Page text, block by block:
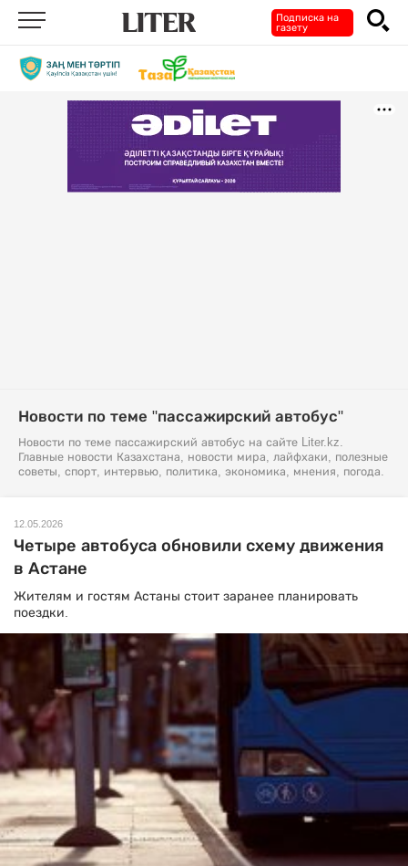
Подписка на
газету
Новости по теме "пассажирский автобус"
Новости по теме пассажирский автобус на сайте Liter.kz.
Главные новости Казахстана, новости мира, лайфхаки, полезные
советы, спорт, интервью, политика, экономика, мнения, погода.
12.05.2026
Четыре автобуса обновили схему движения
в Астане
Жителям и гостям Астаны стоит заранее планировать
поездки.